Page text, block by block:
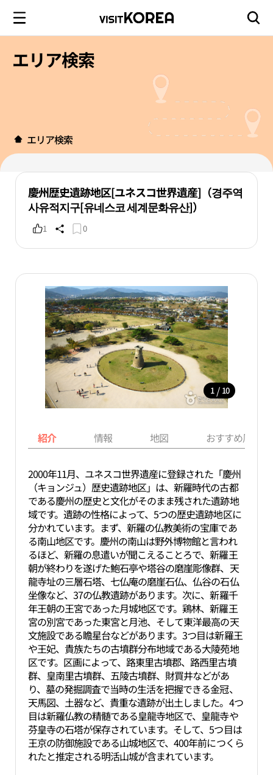
エリア検索
エリア検索
慶州歴史遺跡地区[ユネスコ世界遺産]（경주역
사유적지구[유네스코 세계문화유산]）
1 0
1 / 10
紹介 情報 地図 おすすめ周辺
2000年11月、ユネスコ世界遺産に登録された「慶州
（キョンジュ）歴史遺跡地区」は、新羅時代の古都
である慶州の歴史と文化がそのまま残された遺跡地
域です。遺跡の性格によって、5つの歴史遺跡地区に
分かれています。まず、新羅の仏教美術の宝庫であ
る南山地区です。慶州の南山は野外博物館と言われ
るほど、新羅の息遣いが聞こえることろで、新羅王
朝が終わりを遂げた鮑石亭や塔谷の磨崖彫像群、天
龍寺址の三層石塔、七仏庵の磨崖石仏、仏谷の石仏
坐像など、37の仏教遺跡があります。次に、新羅千
年王朝の王宮であった月城地区です。鶏林、新羅王
宮の別宮であった東宮と月池、そして東洋最高の天
文施設である瞻星台などがあります。3つ目は新羅王
や王妃、貴族たちの古墳群分布地域である大陵苑地
区です。区画によって、路東里古墳郡、路西里古墳
群、皇南里古墳群、五陵古墳群、財買井などがあ
り、墓の発掘調査で当時の生活を把握できる金冠、
天馬図、土器など、貴重な遺跡が出土しました。4つ
目は新羅仏教の精髄である皇龍寺地区で、皇龍寺や
芬皇寺の石塔が保存されています。そして、5つ目は
王京の防御施設である山城地区で、400年前につくら
れたと推定される明活山城が含まれています。